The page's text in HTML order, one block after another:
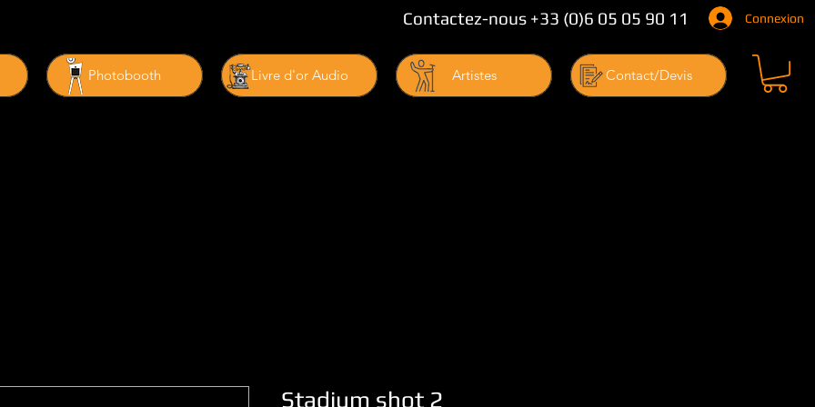
Contactez-nous +33 (0)6 05 05 90 11 Connexion
Photobooth Livre d'or Audio Artistes Contact/Devis
Stadium shot 2